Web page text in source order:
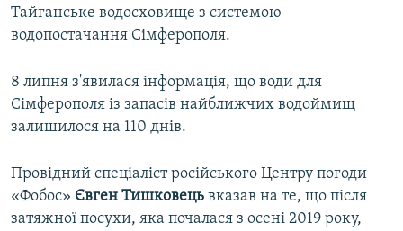
Тайганське водосховище з системою
водопостачання Сімферополя.
8 липня з'явилася інформація, що води для
Сімферополя із запасів найближчих водоймищ
залишилося на 110 днів.
Провідний спеціаліст російського Центру погоди
«Фобос» Євген Тишковець вказав на те, що після
затяжної посухи, яка почалася з осені 2019 року,